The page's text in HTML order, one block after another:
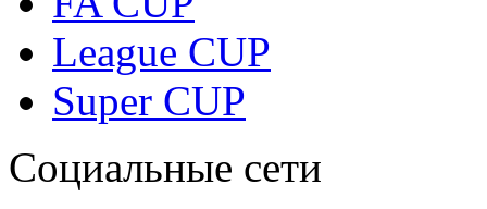
League CUP
Super CUP
Социальные сети